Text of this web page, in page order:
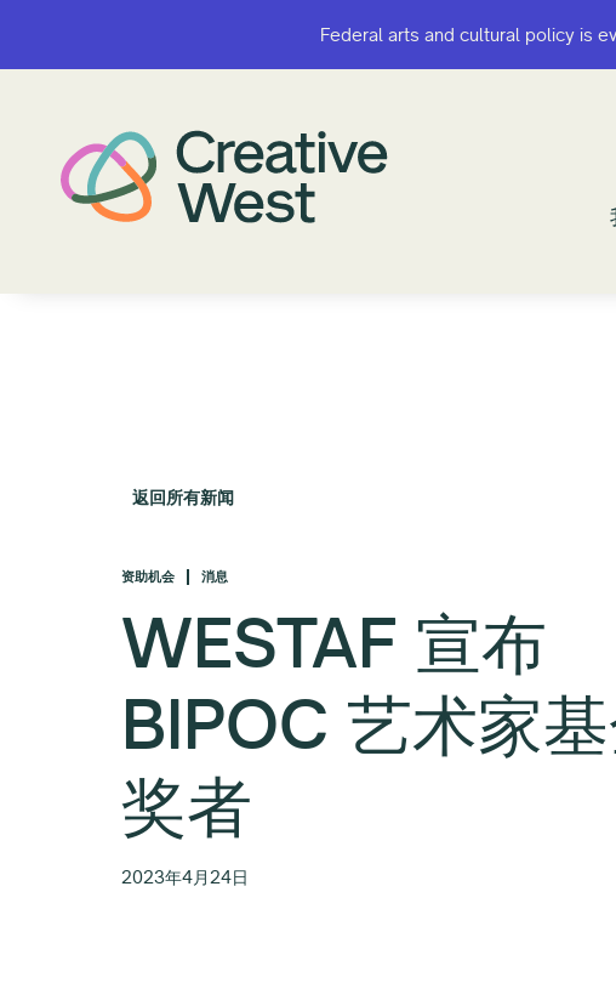
Federal arts and cultural policy is
Federal arts and cultural policy is
返回所有新闻
资助机会 消息
WESTAF 宣布
BIPOC 艺术家
奖者
2023年4月24日